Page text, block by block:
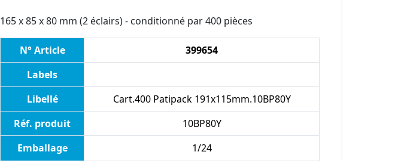
165 x 85 x 80 mm (2 éclairs) - conditionné par 400 pièces
N° Article
399654
Labels
Libellé
Cart.400 Patipack 191x115mm.10BP80Y
Réf. produit
10BP80Y
Emballage
1/24